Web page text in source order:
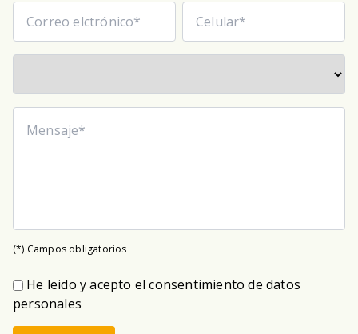
(*) Campos obligatorios
He leido y acepto el consentimiento de datos
personales